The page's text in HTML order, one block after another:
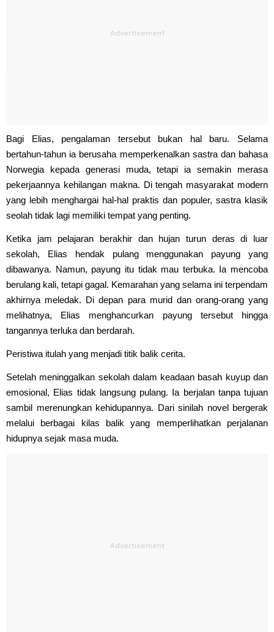
Bagi Elias, pengalaman tersebut bukan hal baru. Selama
bertahun-tahun ia berusaha memperkenalkan sastra dan bahasa
Norwegia kepada generasi muda, tetapi ia semakin merasa
pekerjaannya kehilangan makna. Di tengah masyarakat modern
yang lebih menghargai hal-hal praktis dan populer, sastra klasik
seolah tidak lagi memiliki tempat yang penting.
Ketika jam pelajaran berakhir dan hujan turun deras di luar
sekolah, Elias hendak pulang menggunakan payung yang
dibawanya. Namun, payung itu tidak mau terbuka. Ia mencoba
berulang kali, tetapi gagal. Kemarahan yang selama ini terpendam
akhirnya meledak. Di depan para murid dan orang-orang yang
melihatnya, Elias menghancurkan payung tersebut hingga
tangannya terluka dan berdarah.
Peristiwa itulah yang menjadi titik balik cerita.
Setelah meninggalkan sekolah dalam keadaan basah kuyup dan
emosional, Elias tidak langsung pulang. Ia berjalan tanpa tujuan
sambil merenungkan kehidupannya. Dari sinilah novel bergerak
melalui berbagai kilas balik yang memperlihatkan perjalanan
hidupnya sejak masa muda.